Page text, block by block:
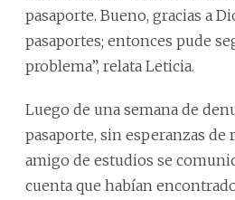
pasaporte. Bueno, gracias a
pasaportes; entonces pude
problema”, relata Leticia.
Luego de una semana de
pasaporte, sin esperanzas de
amigo de estudios se
cuenta que habían